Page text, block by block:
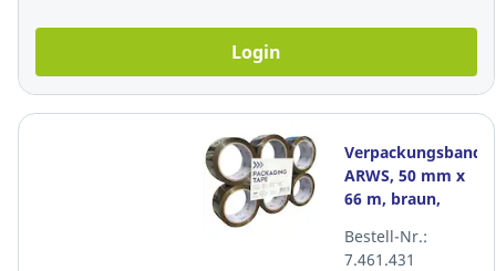
Login
Verpackungsband
ARWS, 50 mm x
66 m, braun,
Rollen
Bestell-Nr.:
7.461.431